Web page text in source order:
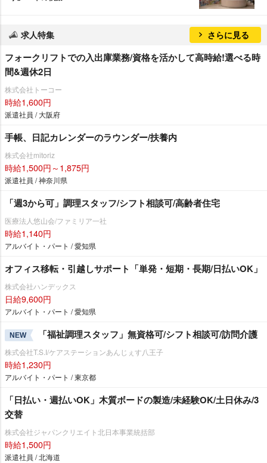
求人特集 さらに見る
フォークリフトでの入出庫業務/資格を活かして高時給!選べる時
間&週休2日
株式会社トーコー
時給1,600円
派遣社員 / 大阪府
手帳、日記カレンダーのラウンダー/扶養内
株式会社mitoriz
時給1,500円～1,875円
派遣社員 / 神奈川県
「週3から可」調理スタッフ/シフト相談可/高齢者住宅
医療法人悠山会/ファミリア一社
時給1,140円
アルバイト・パート / 愛知県
オフィス移転・引越しサポート「単発・短期・長期/日払いOK」
株式会社ハンデックス
日給9,600円
アルバイト・パート / 愛知県
NEW 「福祉調理スタッフ」無資格可/シフト相談可/訪問介護
株式会社T.S.I/ケアステーションあんじぇす八王子
時給1,230円
アルバイト・パート / 東京都
「日払い・週払いOK」木質ボードの製造/未経験OK/土日休み/3
交替
株式会社ジャパンクリエイト北日本事業統括部
時給1,500円
派遣社員 / 北海道